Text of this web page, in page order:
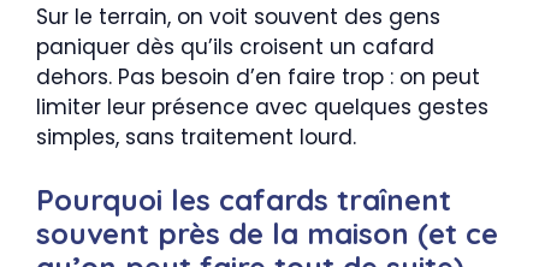
Sur le terrain, on voit souvent des gens
paniquer dès qu’ils croisent un cafard
dehors. Pas besoin d’en faire trop : on peut
limiter leur présence avec quelques gestes
simples, sans traitement lourd.
Pourquoi les cafards traînent
souvent près de la maison (et ce